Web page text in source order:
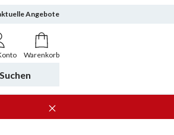
Angebote
Warenkorb
Suchen